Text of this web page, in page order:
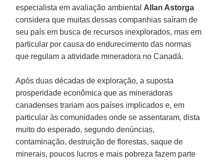
especialista em avaliação ambiental Allan Astorga
considera que muitas dessas companhias saíram de
seu país em busca de recursos inexplorados, mas em
particular por causa do endurecimento das normas
que regulam a atividade mineradora no Canadá.
Após duas décadas de exploração, a suposta
prosperidade econômica que as mineradoras
canadenses trariam aos países implicados e, em
particular às comunidades onde se assentaram, dista
muito do esperado, segundo denúncias,
contaminação, destruição de florestas, saque de
minerais, poucos lucros e mais pobreza fazem parte